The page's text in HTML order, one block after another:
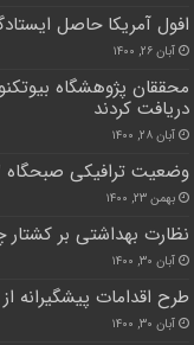
افول آمریکا حاصل
آبان ۲۶, ۱۴۰۰
محققان پژوهشگاه
دریافت کردند
آبان ۲۸, ۱۴۰۰
وضعیت ترافیکی صبحگاه ۲۲ بهمن
بهمن ۲۳, ۱۴۰۰
نظارت بهداشتی بر کشتار
آبان ۳۰, ۱۴۰۰
طرح اقدامات پیشگیرانه
آبان ۳۰, ۱۴۰۰